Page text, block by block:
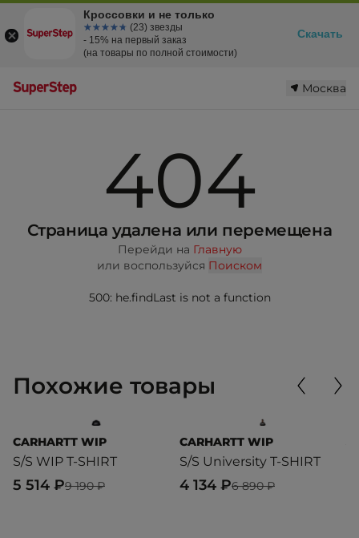
Москва
404
Страница удалена или перемещена
Перейди на Главную
или воспользуйся Поиском
500: he.findLast is not a function
Похожие товары
CARHARTT WIP
S/S WIP T-SHIRT
9 190 ₽
5 514 ₽
CARHARTT WIP
S/S University T-SHIRT
6 890 ₽
4 134 ₽
Кроссовки и не только
☆☆☆☆☆
★★★★★ (23) звезды
- 15% на первый заказ
(на товары по полной стоимости)
Скачать